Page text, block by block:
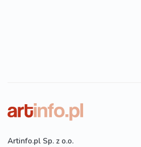
Artinfo.pl Sp. z o.o.